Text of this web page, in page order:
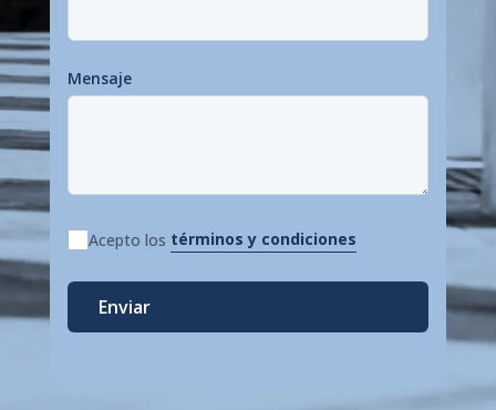
Mensaje
Acepto los términos y condiciones
Enviar